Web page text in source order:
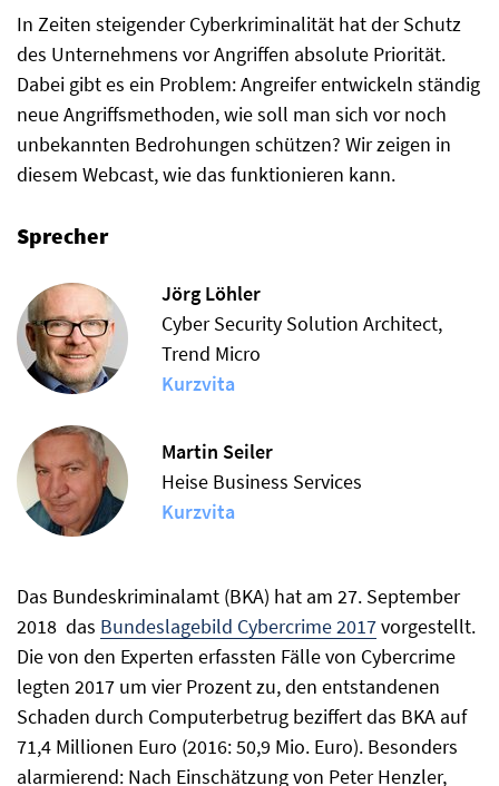
In Zeiten steigender Cyberkriminalität hat der Schutz
des Unternehmens vor Angriffen absolute Priorität.
Dabei gibt es ein Problem: Angreifer entwickeln ständig
neue Angriffsmethoden, wie soll man sich vor noch
unbekannten Bedrohungen schützen? Wir zeigen in
diesem Webcast, wie das funktionieren kann.
Sprecher
Jörg Löhler
Cyber Security Solution Architect,
Trend Micro
Kurzvita
Martin Seiler
Heise Business Services
Kurzvita
Das Bundeskriminalamt (BKA) hat am 27. September
2018 das Bundeslagebild Cybercrime 2017vorgestellt.
Die von den Experten erfassten Fälle von Cybercrime
legten 2017 um vier Prozent zu, den entstandenen
Schaden durch Computerbetrug beziffert das BKA auf
71,4 Millionen Euro (2016: 50,9 Mio. Euro). Besonders
alarmierend: Nach Einschätzung von Peter Henzler,